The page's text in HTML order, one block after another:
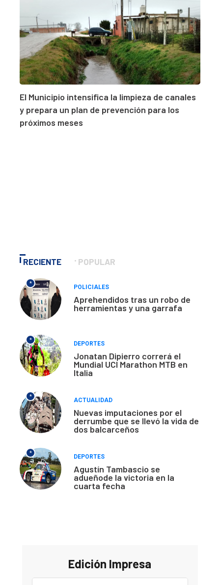
El Municipio intensifica la limpieza de canales
y prepara un plan de prevención para los
próximos meses
RECIENTE POPULAR
*
POLICIALES
Aprehendidos tras un robo de
herramientas y una garrafa
*
DEPORTES
Jonatan Dipierro correrá el
Mundial UCI Marathon MTB en
Italia
*
ACTUALIDAD
Nuevas imputaciones por el
derrumbe que se llevó la vida de
dos balcarceños
*
DEPORTES
Agustín Tambascio se
adueñode la victoria en la
cuarta fecha
Edición Impresa